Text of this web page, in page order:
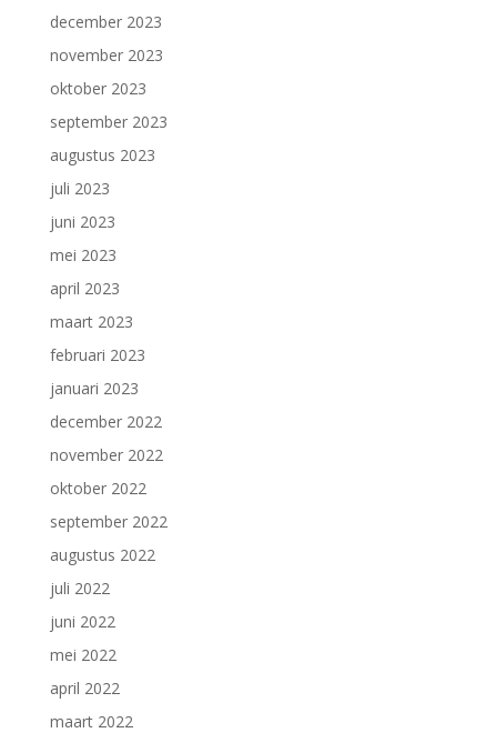
december 2023
november 2023
oktober 2023
september 2023
augustus 2023
juli 2023
juni 2023
mei 2023
april 2023
maart 2023
februari 2023
januari 2023
december 2022
november 2022
oktober 2022
september 2022
augustus 2022
juli 2022
juni 2022
mei 2022
april 2022
maart 2022